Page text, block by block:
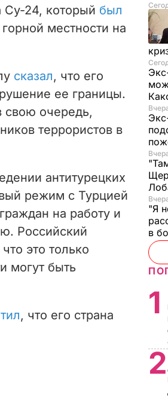
Су-24, который был
местности на
сказал, что его
ее границы.
свою очередь,
террористов в
антитурецких
режим с Турцией
на работу и
Российский
что это только
могут быть
, что его страна
"Я
в
1
2